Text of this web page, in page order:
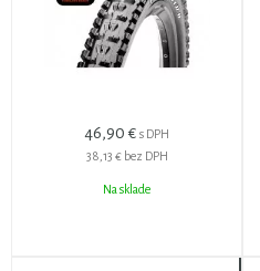
46,90 € s DPH
38,13 € bez DPH
Na sklade